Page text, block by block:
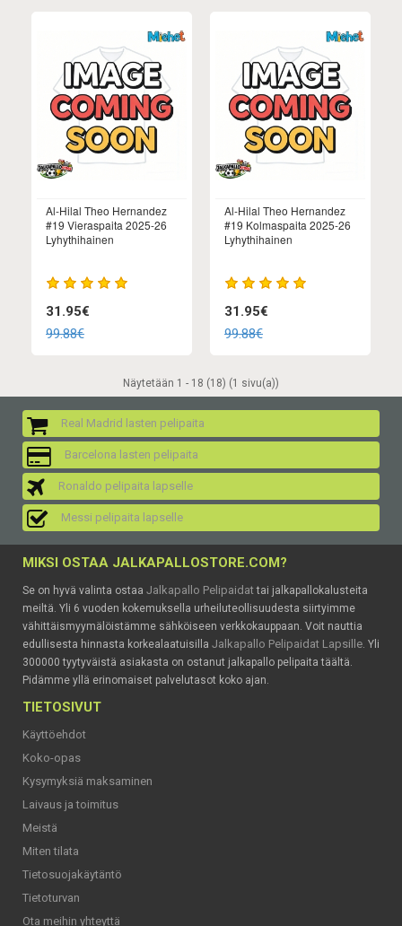
Al-Hilal Theo Hernandez
#19 Vieraspaita 2025-26
Lyhythihainen
31.95€
99.88€
Al-Hilal Theo Hernandez
#19 Kolmaspaita 2025-26
Lyhythihainen
31.95€
99.88€
Näytetään 1 - 18 (18) (1 sivu(a))
Real Madrid lasten pelipaita
Barcelona lasten pelipaita
Ronaldo pelipaita lapselle
Messi pelipaita lapselle
MIKSI OSTAA JALKAPALLOSTORE.COM?
Se on hyvä valinta ostaa Jalkapallo Pelipaidattai jalkapallokalusteita
meiltä. Yli 6 vuoden kokemuksella urheiluteollisuudesta siirtyimme
vähittäismyymälöistämme sähköiseen verkkokauppaan. Voit nauttia
edullisesta hinnasta korkealaatuisilla Jalkapallo Pelipaidat Lapsille . Yli
300000 tyytyväistä asiakasta on ostanut jalkapallo pelipaita täältä.
Pidämme yllä erinomaiset palvelutasot koko ajan.
TIETOSIVUT
Käyttöehdot
Koko-opas
Kysymyksiä maksaminen
Laivaus ja toimitus
Meistä
Miten tilata
Tietosuojakäytäntö
Tietoturvan
Ota meihin yhteyttä